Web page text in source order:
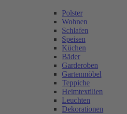
Polster
Wohnen
Schlafen
Speisen
Küchen
Bäder
Garderoben
Gartenmöbel
Teppiche
Heimtextilien
Leuchten
Dekorationen